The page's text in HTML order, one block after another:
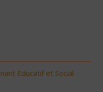
Educatif et Social